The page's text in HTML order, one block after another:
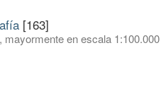
[163]
en escala